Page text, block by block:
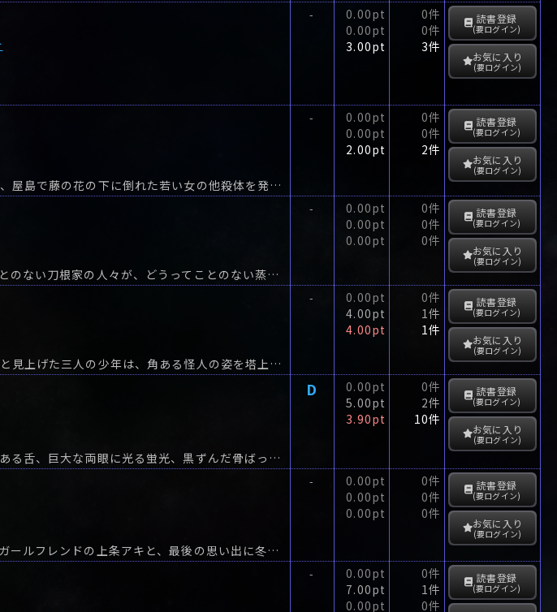
-
0.00pt
0.00pt
3.00pt
0件
0件
3件
読書登録
(要ログイン)
お気に入り
(要ログイン)
週刊誌の女性編集者北川真弓は、四国取材の途中、屋島で藤の花の下に倒れた若い女の他殺体を発見した。
-
0.00pt
0.00pt
2.00pt
0件
0件
2件
読書登録
(要ログイン)
お気に入り
(要ログイン)
どうってことのない地方都市に住む、どうってことのない刀根家の人々が、どうってことのない蒸し暑い日に、とんでもない事件に巻き込まれた。
-
0.00pt
0.00pt
0.00pt
0件
0件
0件
読書登録
(要ログイン)
お気に入り
(要ログイン)
古びた西洋館の屋根にそびえる煉瓦の時計塔。ふと見上げた三人の少年は、角ある怪人の姿を塔上に見出し、慄然とする。
-
0.00pt
4.00pt
4.00pt
0件
1件
1件
読書登録
(要ログイン)
お気に入り
(要ログイン)
まっ赤な肉の表面に針を植えたようなささくれのある舌、巨大な両眼に光る蛍光、黒ずんだ骨ばった顔―人間豹・恩田に最初の恋人を食い殺された神谷は、今また次の恋人レビューの女王・江川蘭子を...
D
0.00pt
5.00pt
3.90pt
0件
2件
10件
読書登録
(要ログイン)
お気に入り
(要ログイン)
レジャーライターの釣部渓三郎は、来春結婚するガールフレンドの上条アキと、最後の思い出に冬の北アルプスに入った。
-
0.00pt
0.00pt
0.00pt
0件
0件
0件
読書登録
(要ログイン)
お気に入り
(要ログイン)
-
0.00pt
7.00pt
0.00pt
0件
1件
0件
読書登録
(要ログイン)